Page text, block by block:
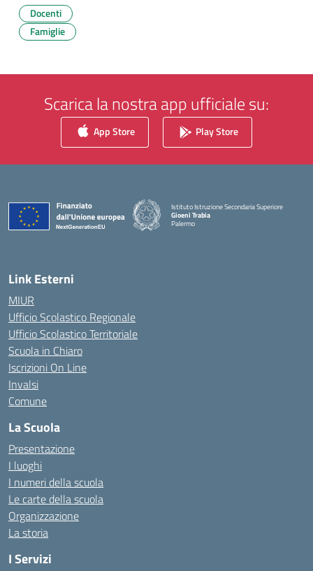
Docenti
Famiglie
Scarica la nostra app ufficiale su:
App Store Play Store
Istituto Istruzione Secondaria Superiore
Gioeni Trabia
Palermo
Link Esterni
MIUR
Ufficio Scolastico Regionale
Ufficio Scolastico Territoriale
Scuola in Chiaro
Iscrizioni On Line
Invalsi
Comune
La Scuola
Presentazione
I luoghi
I numeri della scuola
Le carte della scuola
Organizzazione
La storia
I Servizi